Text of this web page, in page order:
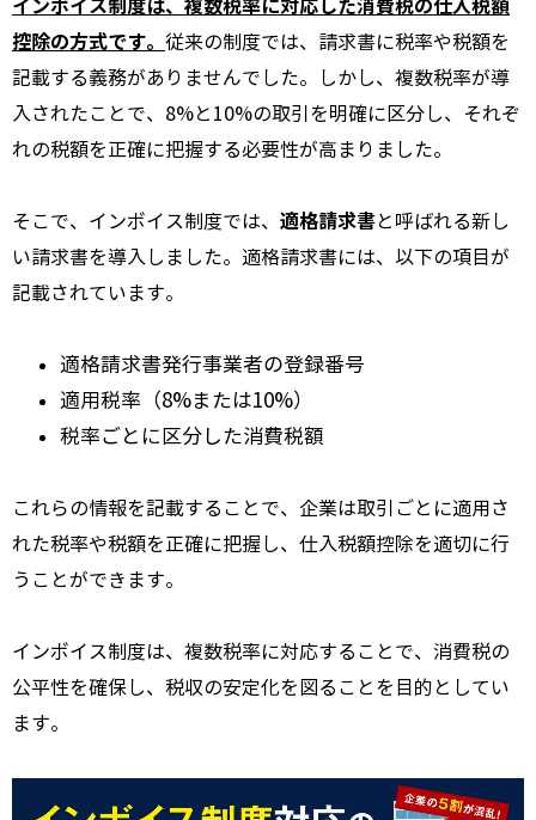
インボイス制度は、複数税率に対応した消費税の仕入税額
控除の方式です。 従来の制度では、請求書に税率や税額を
記載する義務がありませんでした。しかし、複数税率が導
入されたことで、8%と10%の取引を明確に区分し、それぞ
れの税額を正確に把握する必要性が高まりました。
そこで、インボイス制度では、 適格請求書と呼ばれる新し
い請求書を導入しました。適格請求書には、以下の項目が
記載されています。
適格請求書発行事業者の登録番号
適用税率（8%または10%）
税率ごとに区分した消費税額
これらの情報を記載することで、企業は取引ごとに適用さ
れた税率や税額を正確に把握し、仕入税額控除を適切に行
うことができます。
インボイス制度は、複数税率に対応することで、消費税の
公平性を確保し、税収の安定化を図ることを目的としてい
ます。